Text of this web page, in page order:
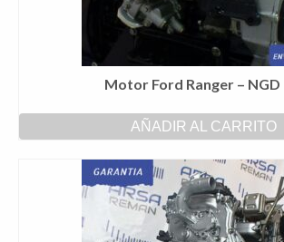
Motor Ford Ranger – NGD
AÑADIR AL CARRITO